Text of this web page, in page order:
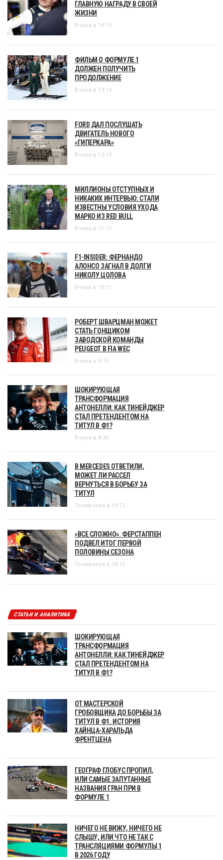
ГЛАВНУЮ НАГРАДУ В СВОЕЙ
ЖИЗНИ
Вчера в 14:15
ФИЛЬМ О ФОРМУЛЕ 1
ДОЛЖЕН ПОЛУЧИТЬ
ПРОДОЛЖЕНИЕ
Вчера в 13:14
FORD ДАЛ ПОСЛУШАТЬ
ДВИГАТЕЛЬ НОВОГО
«ГИПЕРКАРА»
Вчера в 12:13
МИЛЛИОНЫ ОТСТУПНЫХ И
НИКАКИХ ИНТЕРВЬЮ: СТАЛИ
ИЗВЕСТНЫ УСЛОВИЯ УХОДА
МАРКО ИЗ RED BULL
Вчера в 11:12
F1-INSIDER: ФЕРНАНДО
АЛОНСО ЗАГНАЛ В ДОЛГИ
НИКОЛУ ЦОЛОВА
Вчера в 10:11
РОБЕРТ ШВАРЦМАН МОЖЕТ
СТАТЬ ГОНЩИКОМ
ЗАВОДСКОЙ КОМАНДЫ
PEUGEOT В FIA WEC
Вчера в 9:10
ШОКИРУЮЩАЯ
ТРАНСФОРМАЦИЯ
АНТОНЕЛЛИ: КАК ТИНЕЙДЖЕР
СТАЛ ПРЕТЕНДЕНТОМ НА
ТИТУЛ В Ф1?
Вчера в 8:30
В MERCEDES ОТВЕТИЛИ,
МОЖЕТ ЛИ РАССЕЛ
ВЕРНУТЬСЯ В БОРЬБУ ЗА
ТИТУЛ
Позавчера в 19:12
«ВСЕ СЛОЖНО». ФЕРСТАППЕН
ПОДВЕЛ ИТОГ ПЕРВОЙ
ПОЛОВИНЫ СЕЗОНА
Позавчера в 18:15
СТАТЬИ И АНАЛИТИКА
ШОКИРУЮЩАЯ
ТРАНСФОРМАЦИЯ
АНТОНЕЛЛИ: КАК ТИНЕЙДЖЕР
СТАЛ ПРЕТЕНДЕНТОМ НА
ТИТУЛ В Ф1?
ОТ МАСТЕРСКОЙ
ГРОБОВЩИКА ДО БОРЬБЫ ЗА
ТИТУЛ В Ф1. ИСТОРИЯ
ХАЙНЦА-ХАРАЛЬДА
ФРЕНТЦЕНА
ГЕОГРАФ ГЛОБУС ПРОПИЛ,
ИЛИ САМЫЕ ЗАПУТАННЫЕ
НАЗВАНИЯ ГРАН ПРИ В
ФОРМУЛЕ 1
НИЧЕГО НЕ ВИЖУ, НИЧЕГО НЕ
СЛЫШУ, ИЛИ ЧТО НЕ ТАК С
ТРАНСЛЯЦИЯМИ ФОРМУЛЫ 1
В 2026 ГОДУ